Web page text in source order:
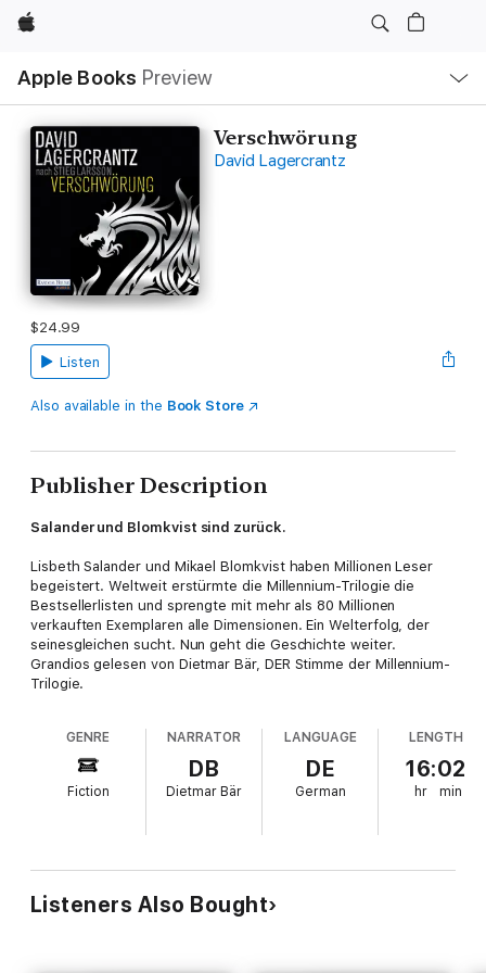
Apple
Apple Books Preview
Nav
Open
Menu
Verschwörung
David Lagercrantz
$24.99
Listen
Also available in the Book Store
Publisher Description
Salander und Blomkvist sind zurück.
Lisbeth Salander und Mikael Blomkvist haben Millionen Leser
begeistert. Weltweit erstürmte die Millennium-Trilogie die
Bestsellerlisten und sprengte mit mehr als 80 Millionen
verkauften Exemplaren alle Dimensionen. Ein Welterfolg, der
seinesgleichen sucht. Nun geht die Geschichte weiter.
Grandios gelesen von Dietmar Bär, DER Stimme der Millennium-
Trilogie.
GENRE
Fiction
NARRATOR
DB
Dietmar Bär
LANGUAGE
DE
German
LENGTH
16:02
hr min
Listeners Also Bought